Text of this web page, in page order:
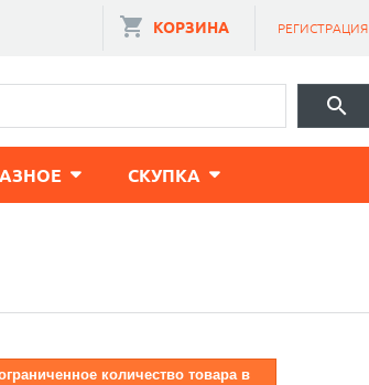
РЕГИСТРАЦИЯ
КОРЗИНА
CКУПКА
количество товара в